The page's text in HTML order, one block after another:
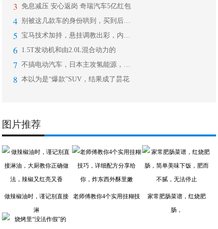
3 免息减压 安心返岗 奇瑞汽车5亿红包
4 别被这几款车的身份哄到，买到后你有可
5 宝马技术加持，悬挂调教出彩，内饰质感
6 1.5T发动机和由2.0L混合动力的
7 不搞电动汽车，日本主攻氢能源，300
8 本以为是“爆款”SUV，结果成了昙花
图片推荐
做辣椒油时，谨记别直接
淋
老师傅教你4个实用挂糊技
家常肥肠菜谱，红烧肥
肠，